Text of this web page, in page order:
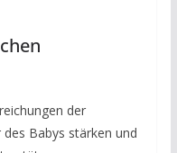
der
Babys stärken und